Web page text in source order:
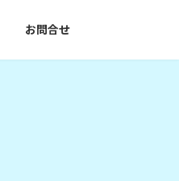
お問合せ